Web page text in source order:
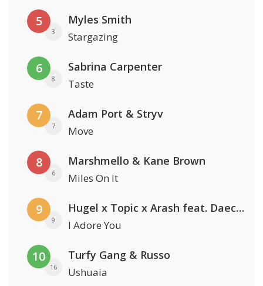
5
3
Myles Smith
Stargazing
6
8
Sabrina Carpenter
Taste
7
7
Adam Port & Stryv
Move
8
6
Marshmello & Kane Brown
Miles On It
9
9
Hugel x Topic x Arash feat. Daecolm
I Adore You
10
16
Turfy Gang & Russo
Ushuaia